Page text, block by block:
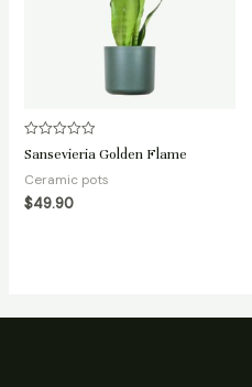
Avaliação
0
de
5
Sansevieria Golden Flame
Ceramic pots
$49.90